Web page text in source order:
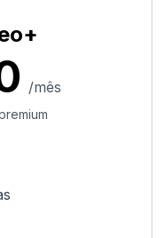
/mês